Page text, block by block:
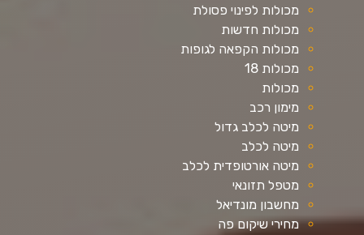
מכולות לפינוי פסולת
מכולות חדשות
מכולות הקפאה לגופות
מכולות 18
מכולות
מימון רכב
מיטה לכלב גדול
מיטה לכלב
מיטה אורטופדית לכלב
מטפל תזונאי
מחשבון מונדיאל
מחירי שיקום פה